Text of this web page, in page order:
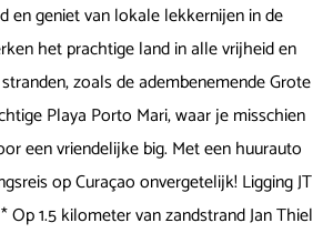
en geniet van lokale lekkernijen in de
het prachtige land in alle vrijheid en
zoals de adembenemende Grote
Playa Porto Mari, waar je misschien
een vriendelijke big. Met een huurauto
op Curaçao onvergetelijk! Ligging JT
Op 1.5 kilometer van zandstrand Jan Thiel